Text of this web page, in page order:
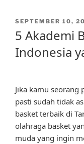
POSTED
SEPTEMBER 10,
5 Akademi
Indonesia
Jika kamu seorang
pasti sudah tidak
basket terbaik di
olahraga basket
muda yang ingin